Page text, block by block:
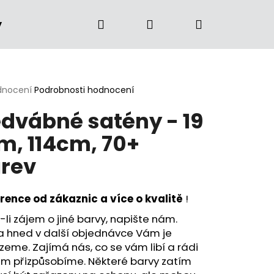
Firemní dárky Kontakt Kvalita
Přihlášení
Podrobnosti hodnocení
satény - 19
114cm, 70+
od zákaznic a více o kvalitě !
li zájem o jiné barvy, napište nám.
hned v další objednávce Vám je
Zajímá nás, co se vám libí a rádi
přizpůsobíme. Některé barvy zatím